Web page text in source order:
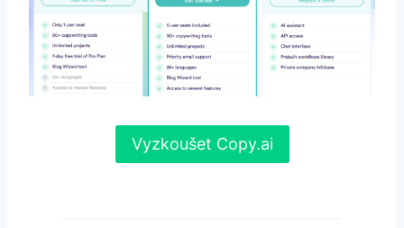
Vyzkoušet Copy.ai